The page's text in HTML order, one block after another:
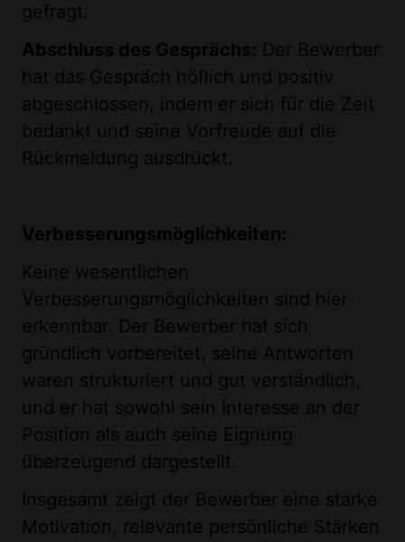
gefragt.
Abschluss des Gesprächs: Der Bewerber
hat das Gespräch höflich und positiv
abgeschlossen, indem er sich für die Zeit
bedankt und seine Vorfreude auf die
Rückmeldung ausdrückt.
Verbesserungsmöglichkeiten:
Keine wesentlichen
Verbesserungsmöglichkeiten sind hier
erkennbar. Der Bewerber hat sich
gründlich vorbereitet, seine Antworten
waren strukturiert und gut verständlich,
und er hat sowohl sein Interesse an der
Position als auch seine Eignung
überzeugend dargestellt.
Insgesamt zeigt der Bewerber eine starke
Motivation, relevante persönliche Stärken